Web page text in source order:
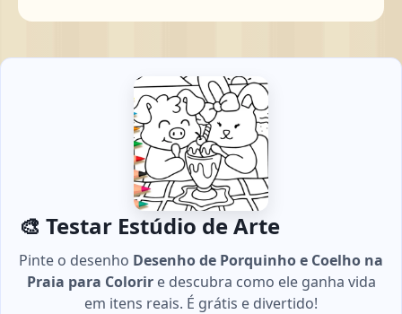
🎨 Testar Estúdio de Arte
Pinte o desenho Desenho de Porquinho e Coelho na
Praia para Colorire descubra como ele ganha vida
em itens reais. É grátis e divertido!